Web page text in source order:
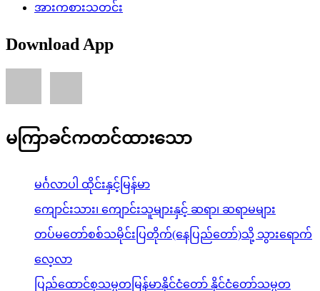
အားကစားသတင်း
Download App
မကြာခင်ကတင်ထားသော
မင်္ဂလာပါ ထိုင်းနှင့်မြန်မာ
ကျောင်းသား၊ ကျောင်းသူများနှင့် ဆရာ၊ ဆရာမများ
တပ်မတော်စစ်သမိုင်းပြတိုက်(နေပြည်တော်)သို့ သွားရောက်
လေ့လာ
ပြည်ထောင်စုသမ္မတမြန်မာနိုင်ငံတော် နိုင်ငံတော်သမ္မတ